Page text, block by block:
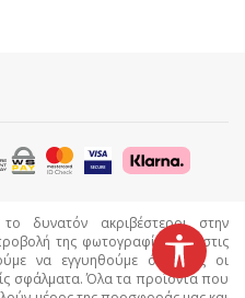
δυνατόν ακριβέστεροι στην
της φωτογραφίας και στις
να εγγυηθούμε ότι όλες οι
σφάλματα. Όλα τα προϊόντα που